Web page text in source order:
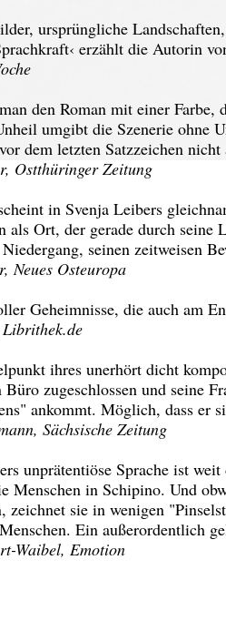
ursprüngliche
erzählt die Autorin
den Roman mit einer
umgibt die Szenerie ohne
dem letzten Satzzeichen
Ostthüringer Zeitung
in Svenja Leibers
als Ort, der gerade durch seine
seinen zeitweisen
Neues Osteuropa
Geheimnisse, die auch am
ihres unerhört dicht
Büro zugeschlossen und seine
ankommt. Möglich, dass er
Sächsische Zeitung
unprätentiöse Sprache ist
Menschen in Schipino. Und
zeichnet sie in wenigen
Ein außerordentlich
Waibel, Emotion